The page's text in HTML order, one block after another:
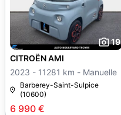
19
6 990 €
CITROËN AMI
2023 - 11281 km - Manuelle
Barberey-Saint-Sulpice
(10600)